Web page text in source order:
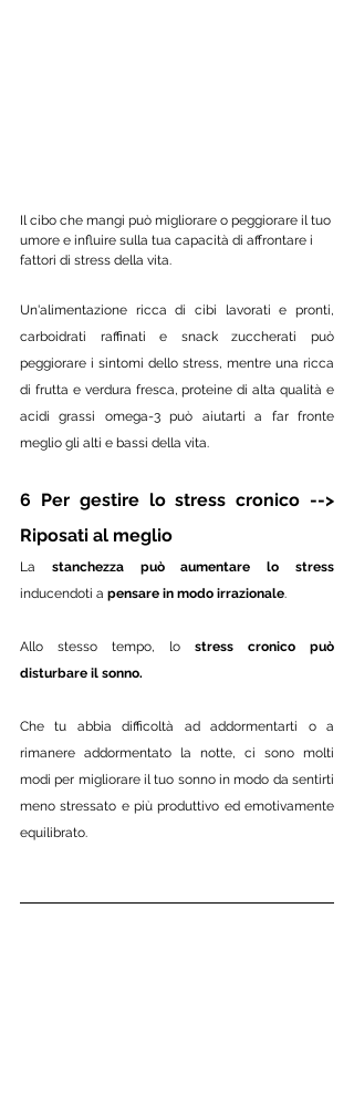
Il cibo che mangi può migliorare o peggiorare il tuo
umore e influire sulla tua capacità di affrontare i
fattori di stress della vita.
Un'alimentazione ricca di cibi lavorati e pronti,
carboidrati raffinati e snack zuccherati può
peggiorare i sintomi dello stress, mentre una ricca
di frutta e verdura fresca, proteine ​​di alta qualità e
acidi grassi omega-3 può aiutarti a far fronte
meglio gli alti e bassi della vita.
6 Per gestire lo stress cronico -->
Riposati al meglio
La stanchezza può aumentare lo stress
inducendoti a pensare in modo irrazionale.
Allo stesso tempo, lo stress cronico può
disturbare il sonno.
Che tu abbia difficoltà ad addormentarti o a
rimanere addormentato la notte, ci sono molti
modi per migliorare il tuo sonno in modo da sentirti
meno stressato e più produttivo ed emotivamente
equilibrato.